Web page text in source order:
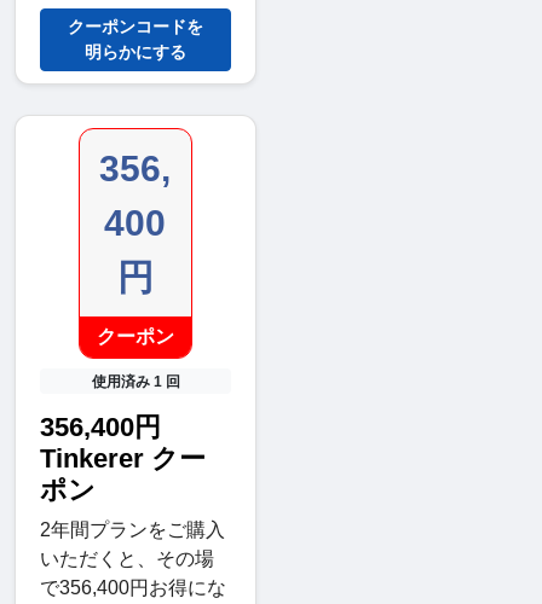
クーポンコードを
明らかにする
356,
400
円
クーポン
使用済み 1 回
356,400円
Tinkerer クー
ポン
2年間プランをご購入
いただくと、その場
で356,400円お得にな